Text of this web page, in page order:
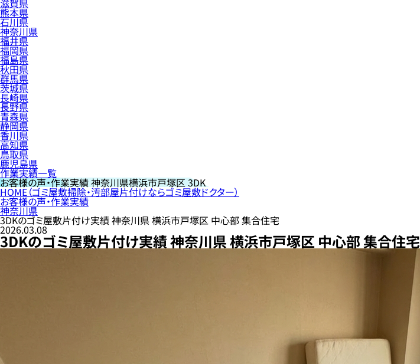
滋賀県
熊本県
石川県
神奈川県
福井県
福岡県
福島県
秋田県
群馬県
茨城県
長崎県
長野県
青森県
静岡県
香川県
高知県
鳥取県
鹿児島県
作業実績一覧
お客様の声・作業実績神奈川県横浜市戸塚区 3DK
HOME（ゴミ屋敷掃除・汚部屋片付けならゴミ屋敷ドクター）
お客様の声・作業実績
神奈川県
3DKのゴミ屋敷片付け実績 神奈川県 横浜市戸塚区 中心部 集合住宅
2026.03.08
3DKのゴミ屋敷片付け実績 神奈川県 横浜市戸塚区 中心部 集合住宅